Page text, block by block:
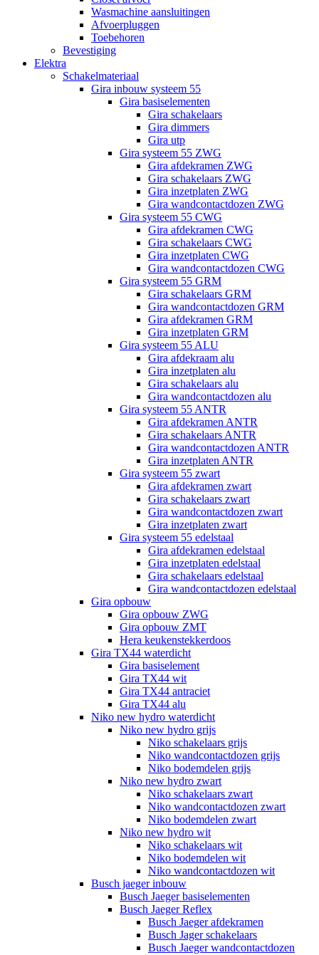
Wasmachine aansluitingen
Afvoerpluggen
Toebehoren
Bevestiging
Elektra
Schakelmateriaal
Gira inbouw systeem 55
Gira basiselementen
Gira schakelaars
Gira dimmers
Gira utp
Gira systeem 55 ZWG
Gira afdekramen ZWG
Gira schakelaars ZWG
Gira inzetplaten ZWG
Gira wandcontactdozen ZWG
Gira systeem 55 CWG
Gira afdekramen CWG
Gira schakelaars CWG
Gira inzetplaten CWG
Gira wandcontactdozen CWG
Gira systeem 55 GRM
Gira schakelaars GRM
Gira wandcontactdozen GRM
Gira afdekramen GRM
Gira inzetplaten GRM
Gira systeem 55 ALU
Gira afdekraam alu
Gira inzetplaten alu
Gira schakelaars alu
Gira wandcontactdozen alu
Gira systeem 55 ANTR
Gira afdekramen ANTR
Gira schakelaars ANTR
Gira wandcontactdozen ANTR
Gira inzetplaten ANTR
Gira systeem 55 zwart
Gira afdekramen zwart
Gira schakelaars zwart
Gira wandcontactdozen zwart
Gira inzetplaten zwart
Gira systeem 55 edelstaal
Gira afdekramen edelstaal
Gira inzetplaten edelstaal
Gira schakelaars edelstaal
Gira wandcontactdozen edelstaal
Gira opbouw
Gira opbouw ZWG
Gira opbouw ZMT
Hera keukenstekkerdoos
Gira TX44 waterdicht
Gira basiselement
Gira TX44 wit
Gira TX44 antraciet
Gira TX44 alu
Niko new hydro waterdicht
Niko new hydro grijs
Niko schakelaars grijs
Niko wandcontactdozen grijs
Niko bodemdelen grijs
Niko new hydro zwart
Niko schakelaars zwart
Niko wandcontactdozen zwart
Niko bodemdelen zwart
Niko new hydro wit
Niko schakelaars wit
Niko bodemdelen wit
Niko wandcontactdozen wit
Busch jaeger inbouw
Busch Jaeger basiselementen
Busch Jaeger Reflex
Busch Jaeger afdekramen
Busch Jager schakelaars
Busch Jaeger wandcontactdozen